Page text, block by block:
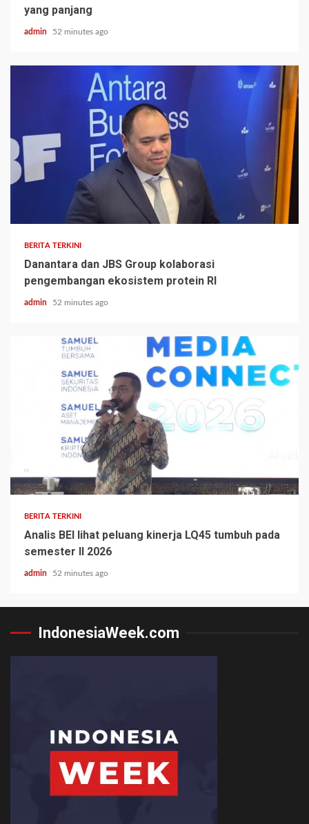
yang panjang
admin 52 minutes ago
BERITA TERKINI
Danantara dan JBS Group kolaborasi
pengembangan ekosistem protein RI
admin 52 minutes ago
BERITA TERKINI
Analis BEI lihat peluang kinerja LQ45 tumbuh pada
semester II 2026
admin 52 minutes ago
IndonesiaWeek.com